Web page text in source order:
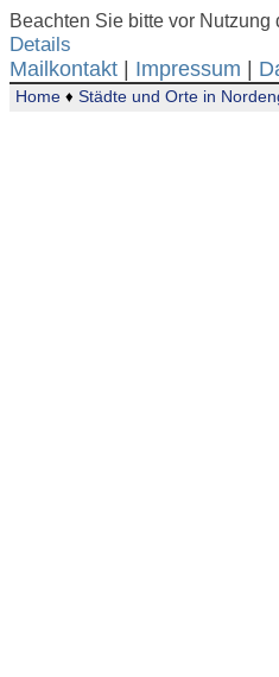
Beachten Sie bitte vor Nutzung
Details
Mailkontakt Impressum
Home ♦ Städte und Orte in